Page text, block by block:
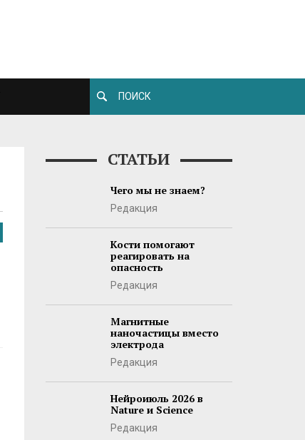
СТАТЬИ
Чего мы не знаем?
Редакция
Кости помогают
реагировать на
опасность
Редакция
Магнитные
наночастицы вместо
электрода
Редакция
Нейроиюль 2026 в
Nature и Science
Редакция